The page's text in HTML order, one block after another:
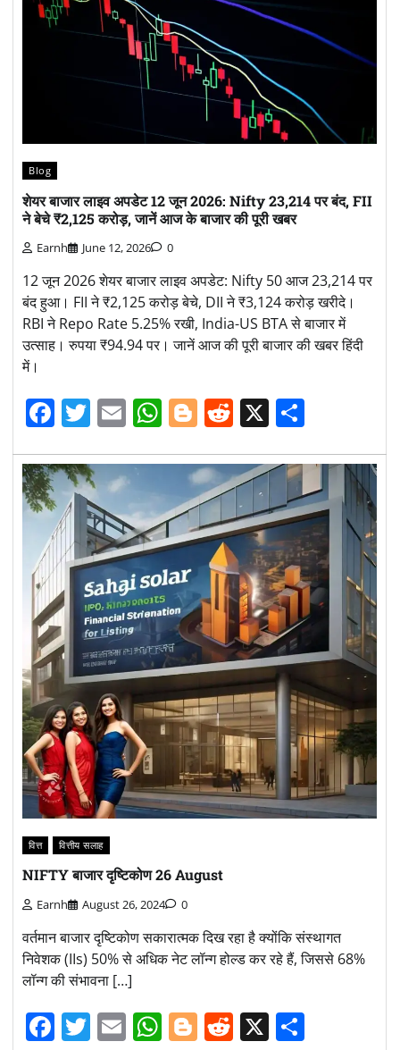
Blog
शेयर बाजार लाइव अपडेट 12 जून 2026: Nifty 23,214 पर बंद, FII
ने बेचे ₹2,125 करोड़, जानें आज के बाजार की पूरी खबर
Earnh June 12, 2026 0
12 जून 2026 शेयर बाजार लाइव अपडेट: Nifty 50 आज 23,214 पर
बंद हुआ। FII ने ₹2,125 करोड़ बेचे, DII ने ₹3,124 करोड़ खरीदे।
RBI ने Repo Rate 5.25% रखी, India-US BTA से बाजार में
उत्साह। रुपया ₹94.94 पर। जानें आज की पूरी बाजार की खबर हिंदी
में।
Facebook
Twitter
EmailWhatsApp
Blogger
Reddit
X
वित्त वित्तीय सलाह
NIFTY बाजार दृष्टिकोण 26 August
Earnh August 26, 2024 0
वर्तमान बाजार दृष्टिकोण सकारात्मक दिख रहा है क्योंकि संस्थागत
निवेशक (IIs) 50% से अधिक नेट लॉन्ग होल्ड कर रहे हैं, जिससे 68%
लॉन्ग की संभावना […]
Facebook
Twitter
EmailWhatsApp
Blogger
Reddit
X